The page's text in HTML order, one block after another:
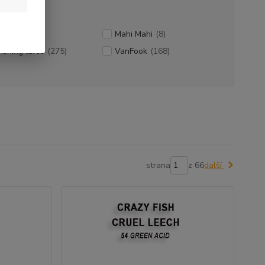
Mahi Mahi (8)
lures (275) VanFook (168)
strana z 66další